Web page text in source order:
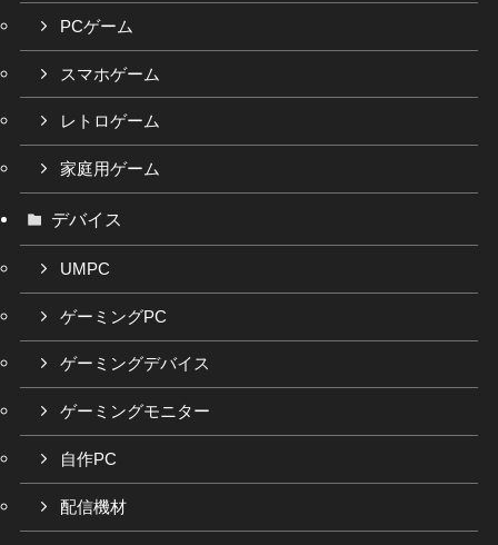
PCゲーム
スマホゲーム
レトロゲーム
家庭用ゲーム
デバイス
UMPC
ゲーミングPC
ゲーミングデバイス
ゲーミングモニター
自作PC
配信機材